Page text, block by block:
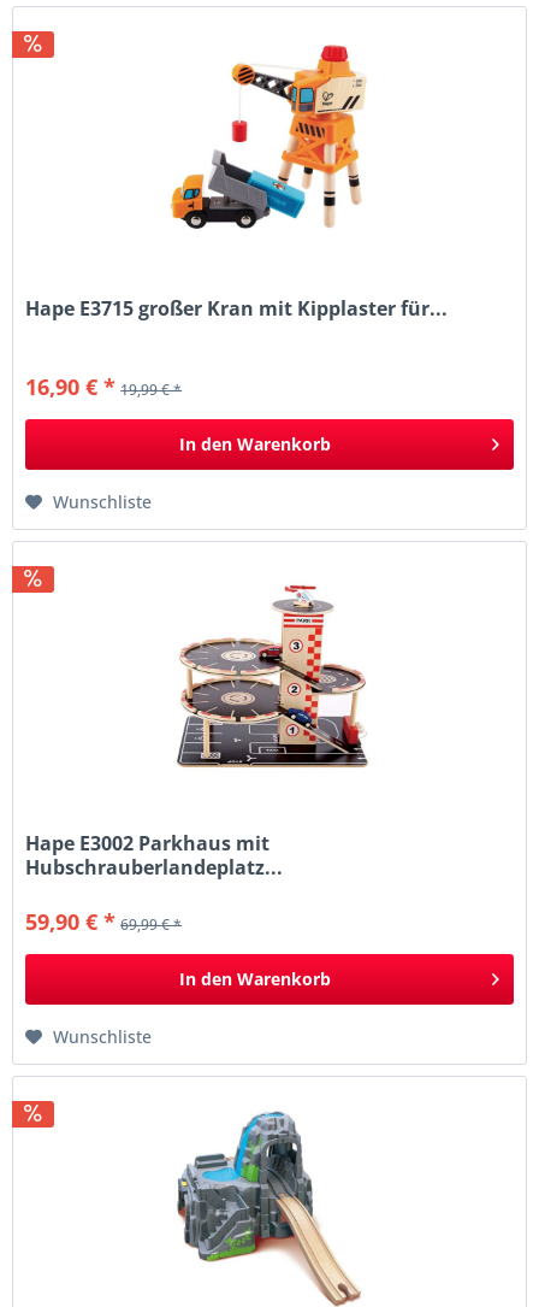
Hape E3715 großer Kran mit Kipplaster für...
16,90 € * 19,99 € *
In den Warenkorb
Wunschliste
Hape E3002 Parkhaus mit
Hubschrauberlandeplatz...
59,90 € * 69,99 € *
In den Warenkorb
Wunschliste